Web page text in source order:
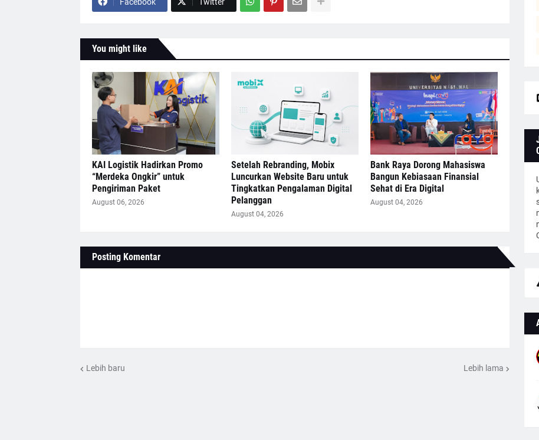
You might like
KAI Logistik Hadirkan Promo
“Merdeka Ongkir” untuk
Pengiriman Paket
August 06, 2026
Setelah Rebranding, Mobix
Luncurkan Website Baru untuk
Tingkatkan Pengalaman Digital
Pelanggan
August 04, 2026
Bank Raya Dorong Mahasiswa
Bangun Kebiasaan Finansial
Sehat di Era Digital
August 04, 2026
Posting Komentar
Lebih baru Lebih lama